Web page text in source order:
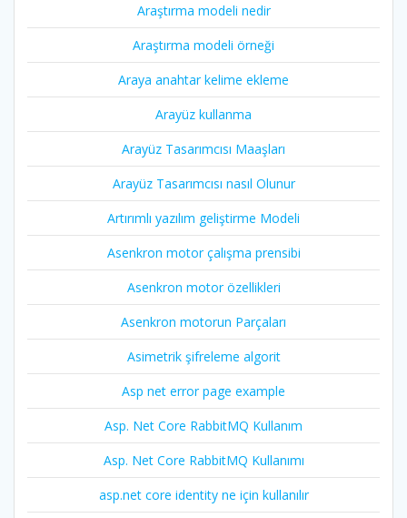
Araştırma modeli nedir
Araştırma modeli örneği
Araya anahtar kelime ekleme
Arayüz kullanma
Arayüz Tasarımcısı Maaşları
Arayüz Tasarımcısı nasıl Olunur
Artırımlı yazılım geliştirme Modeli
Asenkron motor çalışma prensibi
Asenkron motor özellikleri
Asenkron motorun Parçaları
Asimetrik şifreleme algorit
Asp net error page example
Asp. Net Core RabbitMQ Kullanım
Asp. Net Core RabbitMQ Kullanımı
asp.net core identity ne için kullanılır